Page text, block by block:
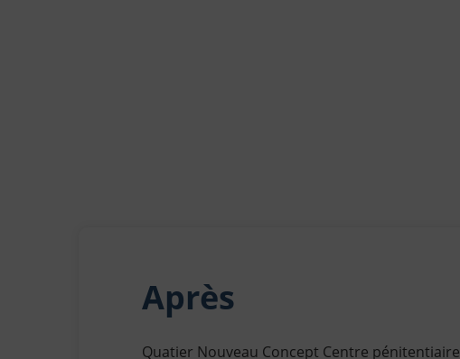
Après
Quatier Nouveau Concept Centre pénitentiaire